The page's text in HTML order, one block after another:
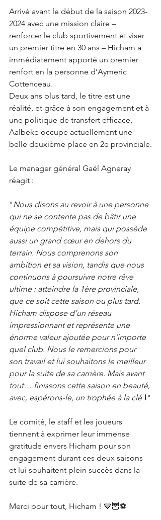
Arrivé avant le début de la saison 2023-
2024 avec une mission claire –
renforcer le club sportivement et viser
un premier titre en 30 ans – Hicham a
immédiatement apporté un premier
renfort en la personne d’Aymeric
Cottenceau.
Deux ans plus tard, le titre est une
réalité, et grâce à son engagement et à
une politique de transfert efficace,
Aalbeke occupe actuellement une
belle deuxième place en 2e provinciale.
Le manager général Gaël Agneray
réagit :
" Nous disons au revoir à une personne
qui ne se contente pas de bâtir une
équipe compétitive, mais qui possède
aussi un grand cœur en dehors du
terrain. Nous comprenons son
ambition et sa vision, tandis que nous
continuons à poursuivre notre rêve
ultime : atteindre la 1ère provinciale,
que ce soit cette saison ou plus tard.
Hicham dispose d’un réseau
impressionnant et représente une
énorme valeur ajoutée pour n’importe
quel club. Nous le remercions pour
son travail et lui souhaitons le meilleur
pour la suite de sa carrière. Mais avant
tout… finissons cette saison en beauté,
avec, espérons-le, un trophée à la clé !"
Le comité, le staff et les joueurs
tiennent à exprimer leur immense
gratitude envers Hicham pour son
engagement durant ces deux saisons
et lui souhaitent plein succès dans la
suite de sa carrière.
Merci pour tout, Hicham ! 💙🦉⚽